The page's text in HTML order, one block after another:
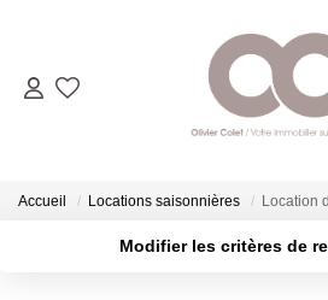
ACHETER
Accueil Locations saisonnières Location
Modifier les critères de